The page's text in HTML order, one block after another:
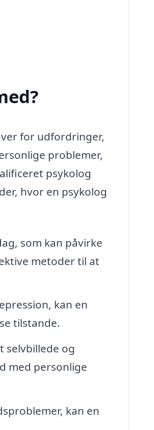
for udfordringer,
problemer,
psykolog
hvor en psykolog
som kan påvirke
metoder til at
kan en
tilstande.
selvbillede og
med personlige
kan en